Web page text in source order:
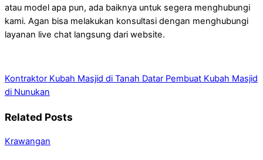
atau model apa pun, ada baiknya untuk segera menghubungi
kami. Agan bisa melakukan konsultasi dengan menghubungi
layanan live chat langsung dari website.
Kontraktor Kubah Masjid di Tanah Datar Pembuat Kubah Masjid
di Nunukan
Related Posts
Krawangan